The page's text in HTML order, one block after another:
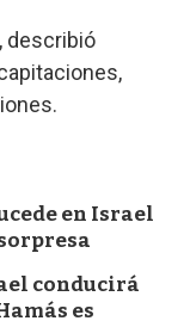
describió
en Israel
conducirá
es